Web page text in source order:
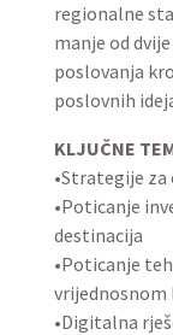
regionalne
manje od
poslovanja
poslovnih
KLJUČNE
•Strategije
•Poticanje
destinacija
•Poticanje
vrijednosnom
•Digitalna